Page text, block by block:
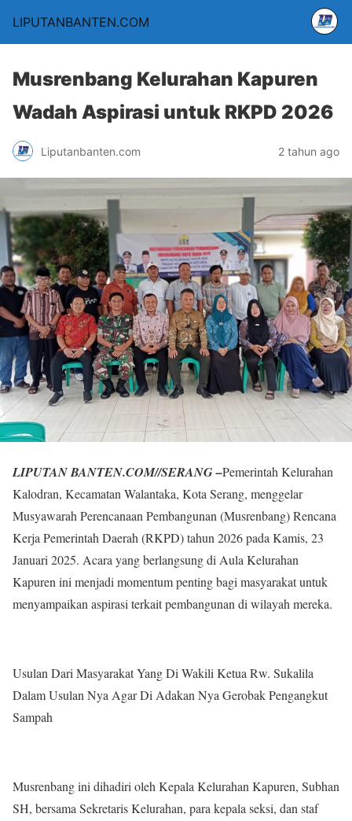
LIPUTANBANTEN.COM
Musrenbang Kelurahan Kapuren
Wadah Aspirasi untuk RKPD 2026
Liputanbanten.com 2 tahun ago
LIPUTAN BANTEN.COM//SERANG –Pemerintah Kelurahan
Kalodran, Kecamatan Walantaka, Kota Serang, menggelar
Musyawarah Perencanaan Pembangunan (Musrenbang) Rencana
Kerja Pemerintah Daerah (RKPD) tahun 2026 pada Kamis, 23
Januari 2025. Acara yang berlangsung di Aula Kelurahan
Kapuren ini menjadi momentum penting bagi masyarakat untuk
menyampaikan aspirasi terkait pembangunan di wilayah mereka.
Usulan Dari Masyarakat Yang Di Wakili Ketua Rw. Sukalila
Dalam Usulan Nya Agar Di Adakan Nya Gerobak Pengangkut
Sampah
Musrenbang ini dihadiri oleh Kepala Kelurahan Kapuren, Subhan
SH, bersama Sekretaris Kelurahan, para kepala seksi, dan staf